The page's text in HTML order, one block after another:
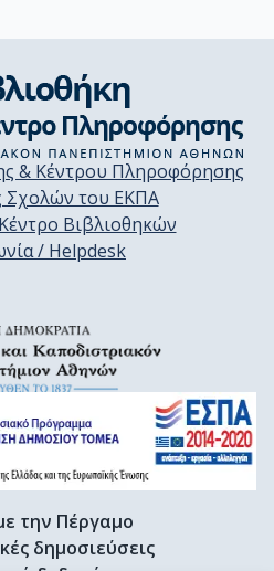
& Κέντρου Πληροφόρησης
Σχολών του ΕΚΠΑ
Βιβλιοθηκών
/ Helpdesk
την Πέργαμο
δημοσιεύσεις